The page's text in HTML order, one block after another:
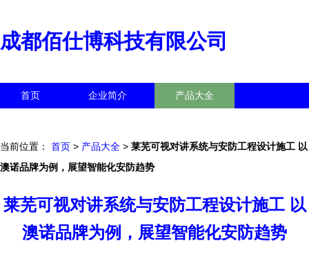
成都佰仕博科技有限公司
首页 企业简介 产品大全
当前位置： 首页 > 产品大全 > 莱芜可视对讲系统与安防工程设计施工 以
澳诺品牌为例，展望智能化安防趋势
莱芜可视对讲系统与安防工程设计施工 以
澳诺品牌为例，展望智能化安防趋势